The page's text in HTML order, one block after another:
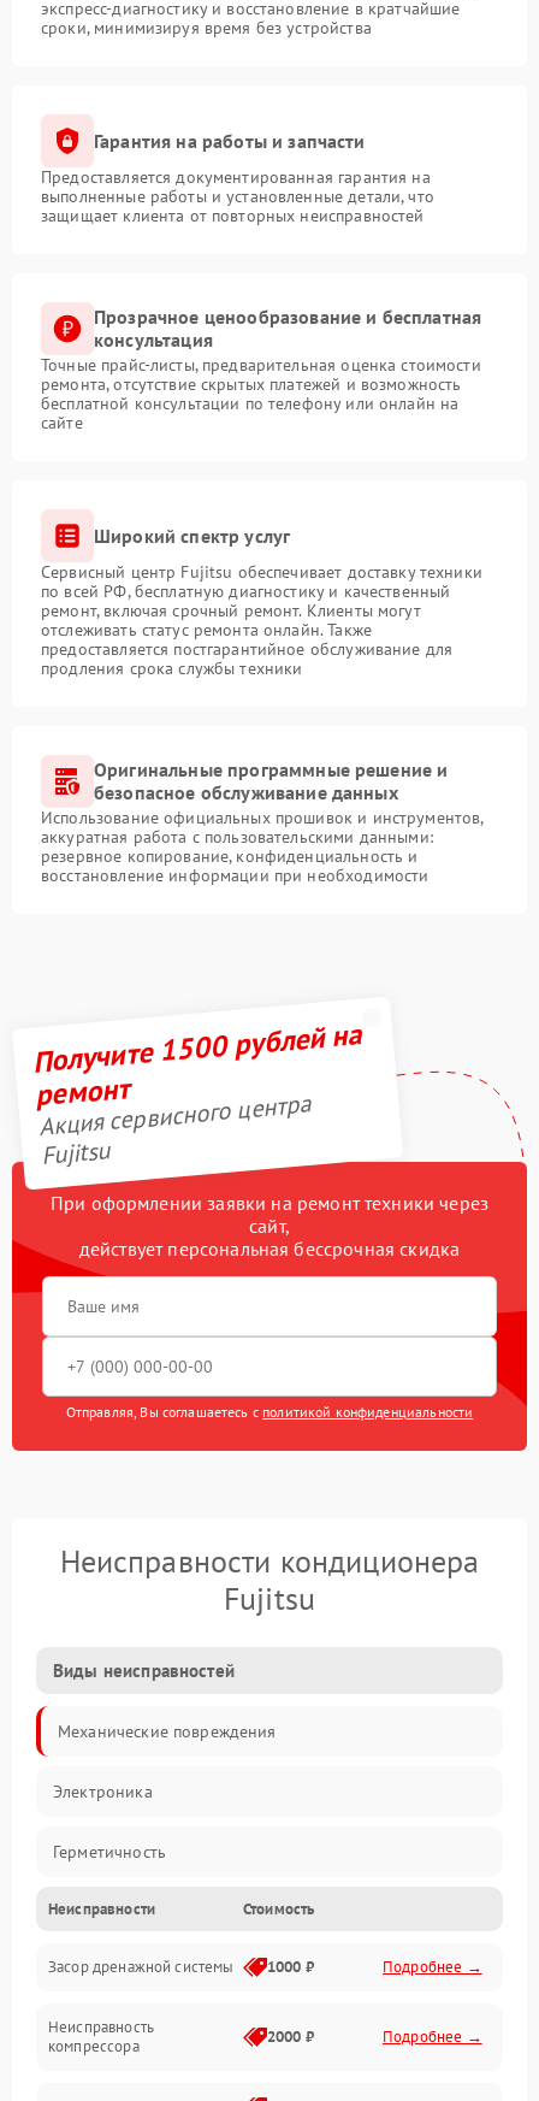
экспресс-диагностику и восстановление в кратчайшие
сроки, минимизируя время без устройства
Гарантия на работы и запчасти
Предоставляется документированная гарантия на
выполненные работы и установленные детали, что
защищает клиента от повторных неисправностей
Прозрачное ценообразование и бесплатная
консультация
Точные прайс-листы, предварительная оценка стоимости
ремонта, отсутствие скрытых платежей и возможность
бесплатной консультации по телефону или онлайн на
сайте
Широкий спектр услуг
Сервисный центр Fujitsu обеспечивает доставку техники
по всей РФ, бесплатную диагностику и качественный
ремонт, включая срочный ремонт. Клиенты могут
отслеживать статус ремонта онлайн. Также
предоставляется постгарантийное обслуживание для
продления срока службы техники
Оригинальные программные решение и
безопасное обслуживание данных
Использование официальных прошивок и инструментов,
аккуратная работа с пользовательскими данными:
резервное копирование, конфиденциальность и
восстановление информации при необходимости
Получите 1500 рублей на
ремонт
Акция сервисного центра
Fujitsu
При оформлении заявки на ремонт техники через
сайт,
действует персональная бессрочная скидка
Отправляя, Вы соглашаетесь с политикой конфиденциальности
Неисправности кондиционера
Fujitsu
Виды неисправностей
Механические повреждения
Электроника
Герметичность
Механика
Управление
Электропитание
Неисправности Стоимость
Засор дренажной системы 1000 ₽ Подробнее →
Неисправность
компрессора
2000 ₽ Подробнее →